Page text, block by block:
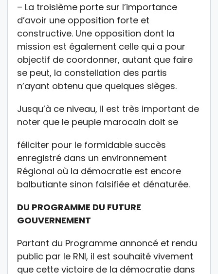
– La troisième porte sur l’importance
d’avoir une opposition forte et
constructive. Une opposition dont la
mission est également celle qui a pour
objectif de coordonner, autant que faire
se peut, la constellation des partis
n’ayant obtenu que quelques sièges.
Jusqu’à ce niveau, il est très important de
noter que le peuple marocain doit se
féliciter pour le formidable succès
enregistré dans un environnement
Régional où la démocratie est encore
balbutiante sinon falsifiée et dénaturée.
DU PROGRAMME DU FUTURE
GOUVERNEMENT
Partant du Programme annoncé et rendu
public par le RNI, il est souhaité vivement
que cette victoire de la démocratie dans